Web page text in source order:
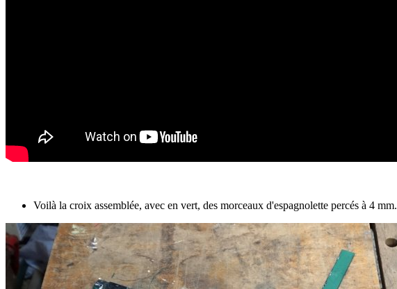
Voilà la croix assemblée, avec en vert, des morceaux d'espagnolette percés à 4 mm.